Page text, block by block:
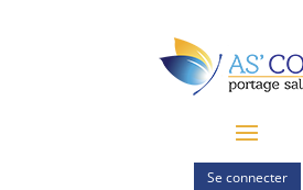
Se connecter